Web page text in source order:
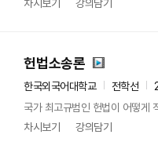
차시보기
강의담기
헌법소송론
한국외국어대학교 전학선
국가 최고규범인 헌법이 어떻게
차시보기
강의담기